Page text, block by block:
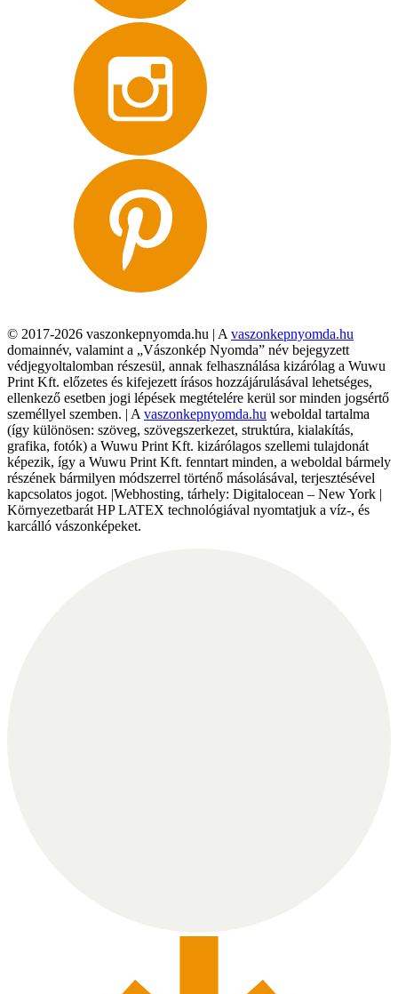
© 2017-2026 vaszonkepnyomda.hu | A vaszonkepnyomda.hu
domainnév, valamint a „Vászonkép Nyomda” név bejegyzett
védjegyoltalomban részesül, annak felhasználása kizárólag a Wuwu
Print Kft. előzetes és kifejezett írásos hozzájárulásával lehetséges,
ellenkező esetben jogi lépések megtételére kerül sor minden jogsértő
személlyel szemben. | A vaszonkepnyomda.hu weboldal tartalma
(így különösen: szöveg, szövegszerkezet, struktúra, kialakítás,
grafika, fotók) a Wuwu Print Kft. kizárólagos szellemi tulajdonát
képezik, így a Wuwu Print Kft. fenntart minden, a weboldal bármely
részének bármilyen módszerrel történő másolásával, terjesztésével
kapcsolatos jogot. |Webhosting, tárhely: Digitalocean – New York |
Környezetbarát HP LATEX technológiával nyomtatjuk a víz-, és
karcálló vászonképeket.